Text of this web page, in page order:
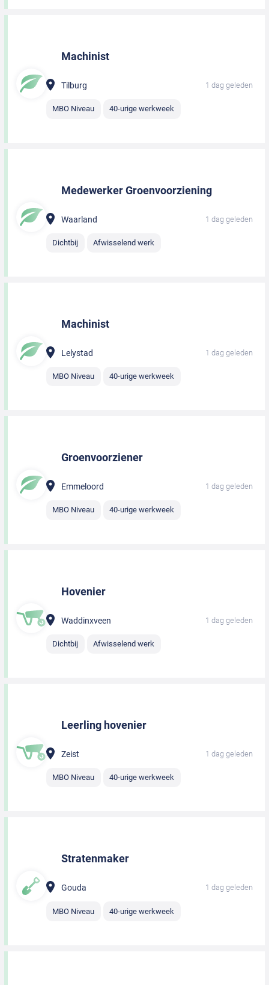
Machinist
Tilburg 1 dag geleden
MBO Niveau 40-urige werkweek
Medewerker Groenvoorziening
Waarland 1 dag geleden
Dichtbij Afwisselend werk
Machinist
Lelystad 1 dag geleden
MBO Niveau 40-urige werkweek
Groenvoorziener
Emmeloord 1 dag geleden
MBO Niveau 40-urige werkweek
Hovenier
Waddinxveen 1 dag geleden
Dichtbij Afwisselend werk
Leerling hovenier
Zeist 1 dag geleden
MBO Niveau 40-urige werkweek
Stratenmaker
Gouda 1 dag geleden
MBO Niveau 40-urige werkweek